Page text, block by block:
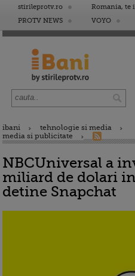
stirileprotv.ro Romania, te
PROTV NEWS
VOYO
ibani
tehnologie si media
media si publicitate
NBCUniversal a
miliard de dolari
detine Snapchat